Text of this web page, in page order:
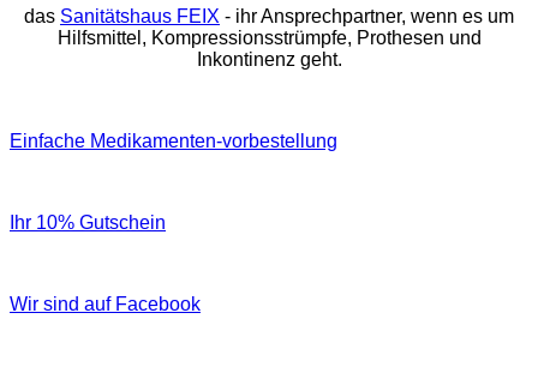
das Sanitätshaus FEIX - ihr Ansprechpartner, wenn es um
Hilfsmittel, Kompressionsstrümpfe, Prothesen und
Inkontinenz geht.
Einfache Medikamenten-vorbestellung
Ihr 10% Gutschein
Wir sind auf Facebook